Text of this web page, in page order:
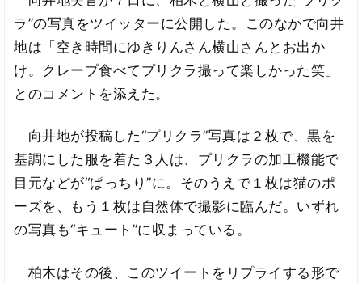
ラ”の写真をツイッターに公開した。このなかで向井
地は「空き時間にゆきりんさん横山さんとお出か
け。クレープ食べてプリクラ撮って楽しかった笑」
とのコメントを添えた。
向井地が投稿した“プリクラ”写真は２枚で、黒を
基調にした服を着た３人は、プリクラの加工機能で
目元などが“ぱっちり”に。そのうえで１枚は猫のポ
ーズを、もう１枚は自然体で撮影に臨んだ。いずれ
の写真も“キュート”に収まっている。
柏木はその後、このツイートをリプライする形で